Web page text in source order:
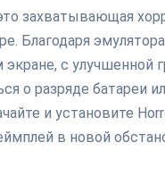
захватывающая
Благодаря
экране, с
о разряде батареи
и установите
в новой